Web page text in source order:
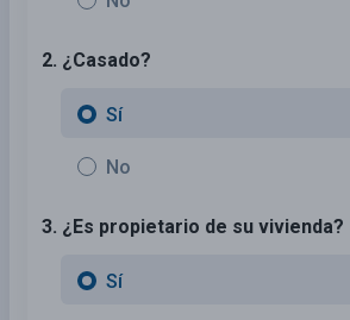
2. ¿Casado?
Sí
No
3. ¿Es propietario de su vivienda?
Sí